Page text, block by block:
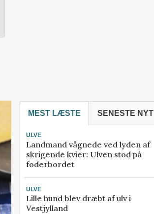
MEST LÆSTE SENESTE NYT
ULVE
Landmand vågnede ved lyden af
skrigende kvier: Ulven stod på
foderbordet
ULVE
Lille hund blev dræbt af ulv i
Vestjylland